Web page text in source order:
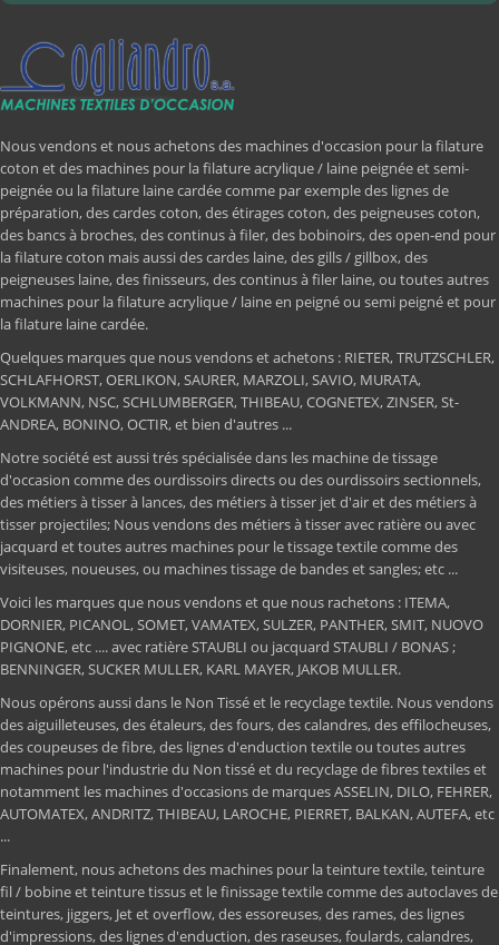
Nous vendons et nous achetons des machines d'occasion pour la filature
coton et des machines pour la filature acrylique / laine peignée et semi-
peignée ou la filature laine cardée comme par exemple des lignes de
préparation, des cardes coton, des étirages coton, des peigneuses coton,
des bancs à broches, des continus à filer, des bobinoirs, des open-end pour
la filature coton mais aussi des cardes laine, des gills / gillbox, des
peigneuses laine, des finisseurs, des continus à filer laine, ou toutes autres
machines pour la filature acrylique / laine en peigné ou semi peigné et pour
la filature laine cardée.
Quelques marques que nous vendons et achetons : RIETER, TRUTZSCHLER,
SCHLAFHORST, OERLIKON, SAURER, MARZOLI, SAVIO, MURATA,
VOLKMANN, NSC, SCHLUMBERGER, THIBEAU, COGNETEX, ZINSER, St-
ANDREA, BONINO, OCTIR, et bien d'autres ...
Notre société est aussi trés spécialisée dans les machine de tissage
d'occasion comme des ourdissoirs directs ou des ourdissoirs sectionnels,
des métiers à tisser à lances, des métiers à tisser jet d'air et des métiers à
tisser projectiles; Nous vendons des métiers à tisser avec ratière ou avec
jacquard et toutes autres machines pour le tissage textile comme des
visiteuses, noueuses, ou machines tissage de bandes et sangles; etc ...
Voici les marques que nous vendons et que nous rachetons : ITEMA,
DORNIER, PICANOL, SOMET, VAMATEX, SULZER, PANTHER, SMIT, NUOVO
PIGNONE, etc .... avec ratière STAUBLI ou jacquard STAUBLI / BONAS ;
BENNINGER, SUCKER MULLER, KARL MAYER, JAKOB MULLER.
Nous opérons aussi dans le Non Tissé et le recyclage textile. Nous vendons
des aiguilleteuses, des étaleurs, des fours, des calandres, des effilocheuses,
des coupeuses de fibre, des lignes d'enduction textile ou toutes autres
machines pour l'industrie du Non tissé et du recyclage de fibres textiles et
notamment les machines d'occasions de marques ASSELIN, DILO, FEHRER,
AUTOMATEX, ANDRITZ, THIBEAU, LAROCHE, PIERRET, BALKAN, AUTEFA, etc
...
Finalement, nous achetons des machines pour la teinture textile, teinture
fil / bobine et teinture tissus et le finissage textile comme des autoclaves de
teintures, jiggers, Jet et overflow, des essoreuses, des rames, des lignes
d'impressions, des lignes d'enduction, des raseuses, foulards, calandres,